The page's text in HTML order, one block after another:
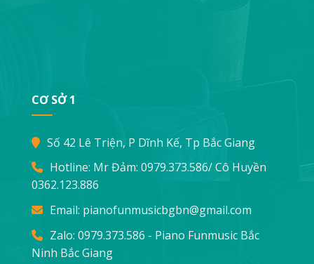
CƠ SỞ 1
Số 42 Lê Triện, P Dĩnh Kế, Tp Bắc Giang
Hotline: Mr Đảm: 0979.373.586/ Cô Huyền
0362.123.886
Email: pianofunmusicbgbn@gmail.com
Zalo: 0979.373.586 - Piano Funmusic Bắc
Ninh Bắc Giang